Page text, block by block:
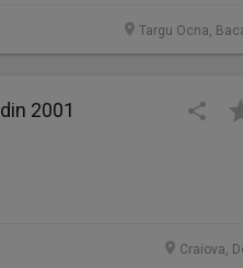
Targu Ocna,
2001
Craiova,